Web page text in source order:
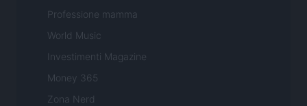
Professione mamma
World Music
Investimenti Magazine
Money 365
Zona Nerd